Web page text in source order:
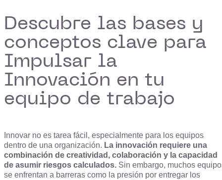
Descubre las bases y
conceptos clave para
Impulsar la
Innovación en tu
equipo de trabajo
Innovar no es tarea fácil, especialmente para los equipos
dentro de una organización. La innovación requiere una
combinación de creatividad, colaboración y la capacidad
de asumir riesgos calculados. Sin embargo, muchos
se enfrentan a barreras como la presión por entregar los